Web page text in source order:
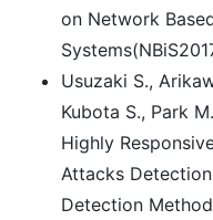
on Network
Usuzaki S.,
Kubota S., Park
Highly
Attacks
Detection